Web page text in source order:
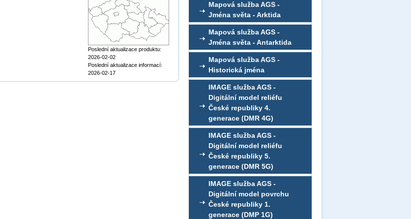
Mapová služba AGS -
Jména světa - Arktida
Mapová služba AGS -
Jména světa - Antarktida
Mapová služba AGS -
Historická jména
IMAGE služba AGS -
Digitální model reliéfu
České republiky 4.
generace (DMR 4G)
IMAGE služba AGS -
Digitální model reliéfu
České republiky 5.
generace (DMR 5G)
IMAGE služba AGS -
Digitální model povrchu
České republiky 1.
generace (DMP 1G)
Poslední aktualizace produktu:
2026-02-02
Poslední aktualizace informací:
2026-02-17